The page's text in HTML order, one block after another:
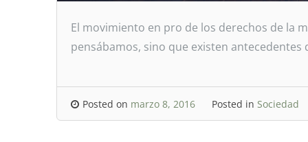
El movimiento en pro de los derechos de la
pensábamos, sino que existen
Posted on marzo 8, 2016 Posted in Sociedad